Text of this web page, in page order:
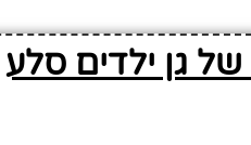
גן ילדים סלע